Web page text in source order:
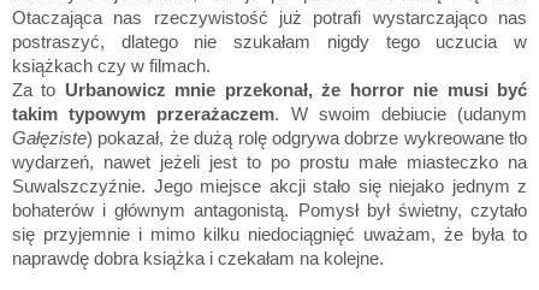
Otaczająca nas rzeczywistość już potrafi wystarczająco nas
postraszyć, dlatego nie szukałam nigdy tego uczucia w
książkach czy w filmach.
Za to Urbanowicz mnie przekonał, że horror nie musi być
takim typowym przerażaczem. W swoim debiucie (udanym
Gałęziste) pokazał, że dużą rolę odgrywa dobrze wykreowane tło
wydarzeń, nawet jeżeli jest to po prostu małe miasteczko na
Suwalszczyźnie. Jego miejsce akcji stało się niejako jednym z
bohaterów i głównym antagonistą. Pomysł był świetny, czytało
się przyjemnie i mimo kilku niedociągnięć uważam, że była to
naprawdę dobra książka i czekałam na kolejne.